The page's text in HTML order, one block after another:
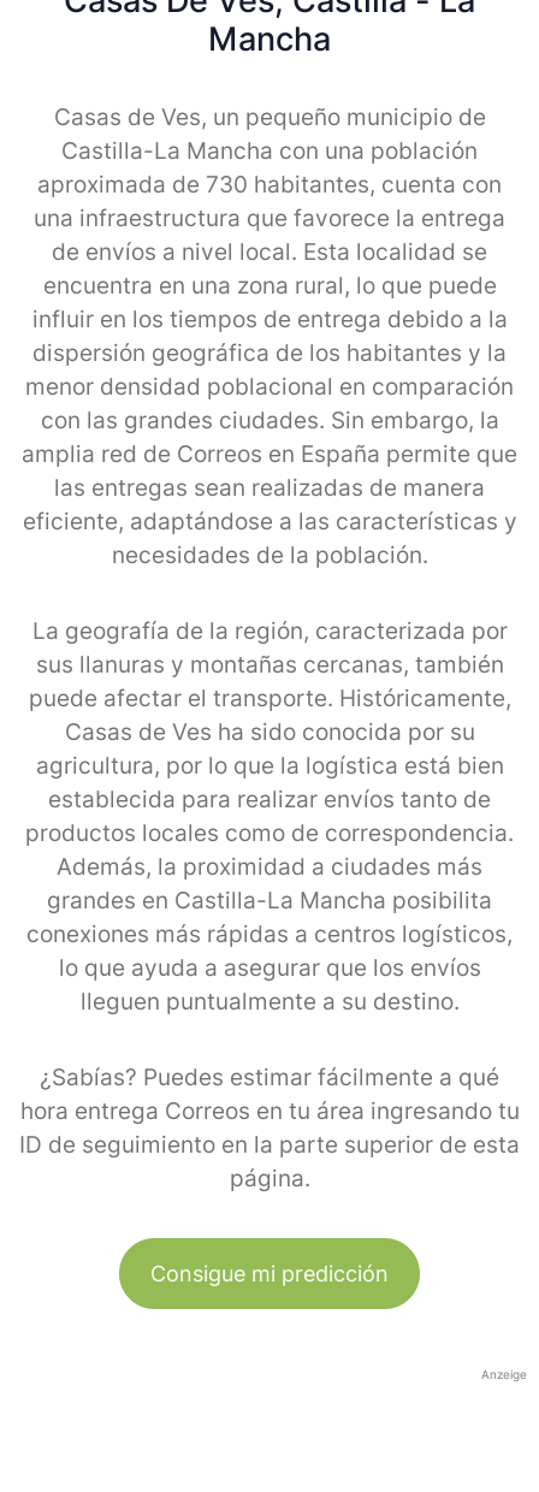
Mancha
Casas de Ves, un pequeño municipio de
Castilla-La Mancha con una población
aproximada de 730 habitantes, cuenta con
una infraestructura que favorece la entrega
de envíos a nivel local. Esta localidad se
encuentra en una zona rural, lo que puede
influir en los tiempos de entrega debido a la
dispersión geográfica de los habitantes y la
menor densidad poblacional en comparación
con las grandes ciudades. Sin embargo, la
amplia red de Correos en España permite que
las entregas sean realizadas de manera
eficiente, adaptándose a las características y
necesidades de la población.
La geografía de la región, caracterizada por
sus llanuras y montañas cercanas, también
puede afectar el transporte. Históricamente,
Casas de Ves ha sido conocida por su
agricultura, por lo que la logística está bien
establecida para realizar envíos tanto de
productos locales como de correspondencia.
Además, la proximidad a ciudades más
grandes en Castilla-La Mancha posibilita
conexiones más rápidas a centros logísticos,
lo que ayuda a asegurar que los envíos
lleguen puntualmente a su destino.
¿Sabías? Puedes estimar fácilmente a qué
hora entrega Correos en tu área ingresando tu
ID de seguimiento en la parte superior de esta
página.
Consigue mi predicción
Anzeige